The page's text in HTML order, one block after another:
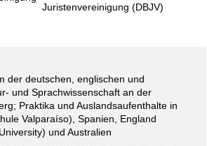
Juristen­ver­einigung (DBJV)
der deutschen, englischen und
und Sprach­wissen­schaft an der
Praktika und Auslands­aufent­halte in
Valparaíso), Spanien, England
und Australien